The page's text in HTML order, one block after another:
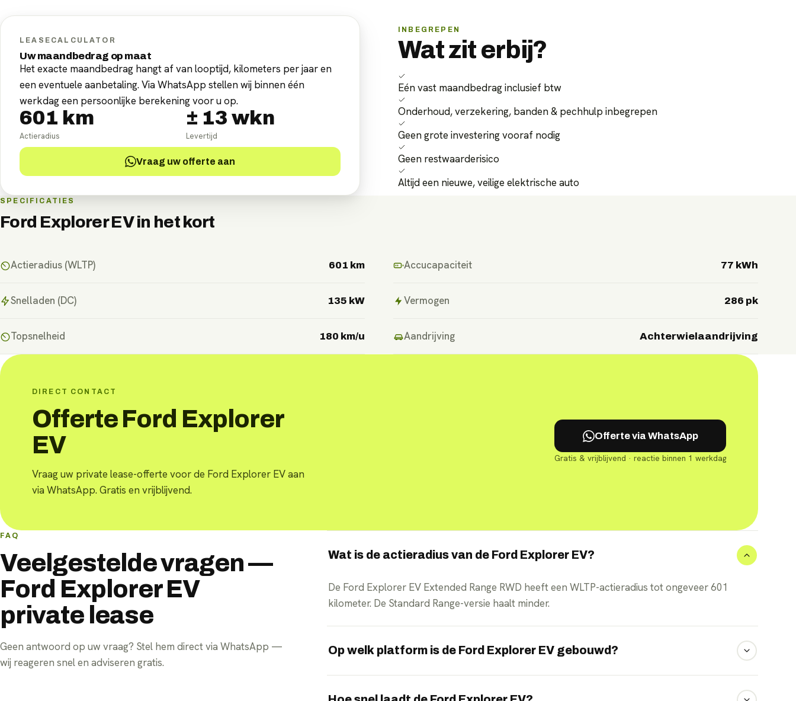
LEASECALCULATOR
Uw maandbedrag op maat
Het exacte maandbedrag hangt af van looptijd, kilometers per jaar en
een eventuele aanbetaling. Via WhatsApp stellen wij binnen één
werkdag een persoonlijke berekening voor u op.
601 km
Actieradius
± 13 wkn
Levertijd
Vraag uw offerte aan
INBEGREPEN
Wat zit erbij?
Eén vast maandbedrag inclusief btw
Onderhoud, verzekering, banden & pechhulp inbegrepen
Geen grote investering vooraf nodig
Geen restwaarderisico
Altijd een nieuwe, veilige elektrische auto
SPECIFICATIES
Ford Explorer EVin het kort
Actieradius (WLTP) 601 km Accucapaciteit 77 kWh
Snelladen (DC) 135 kW Vermogen 286 pk
Topsnelheid 180 km/u Aandrijving Achterwielaandrijving
DIRECT CONTACT
Offerte Ford Explorer
EV
Vraag uw private lease-offerte voor de Ford Explorer EV aan
via WhatsApp. Gratis en vrijblijvend.
Offerte via WhatsApp
Gratis & vrijblijvend · reactie binnen 1 werkdag
FAQ
Veelgestelde vragen —
Ford Explorer EV
private lease
Geen antwoord op uw vraag? Stel hem direct via WhatsApp —
wij reageren snel en adviseren gratis.
Wat is de actieradius van de Ford Explorer EV?
De Ford Explorer EV Extended Range RWD heeft een WLTP-actieradius tot ongeveer 601
kilometer. De Standard Range-versie haalt minder.
Op welk platform is de Ford Explorer EV gebouwd?
design en afstemming.